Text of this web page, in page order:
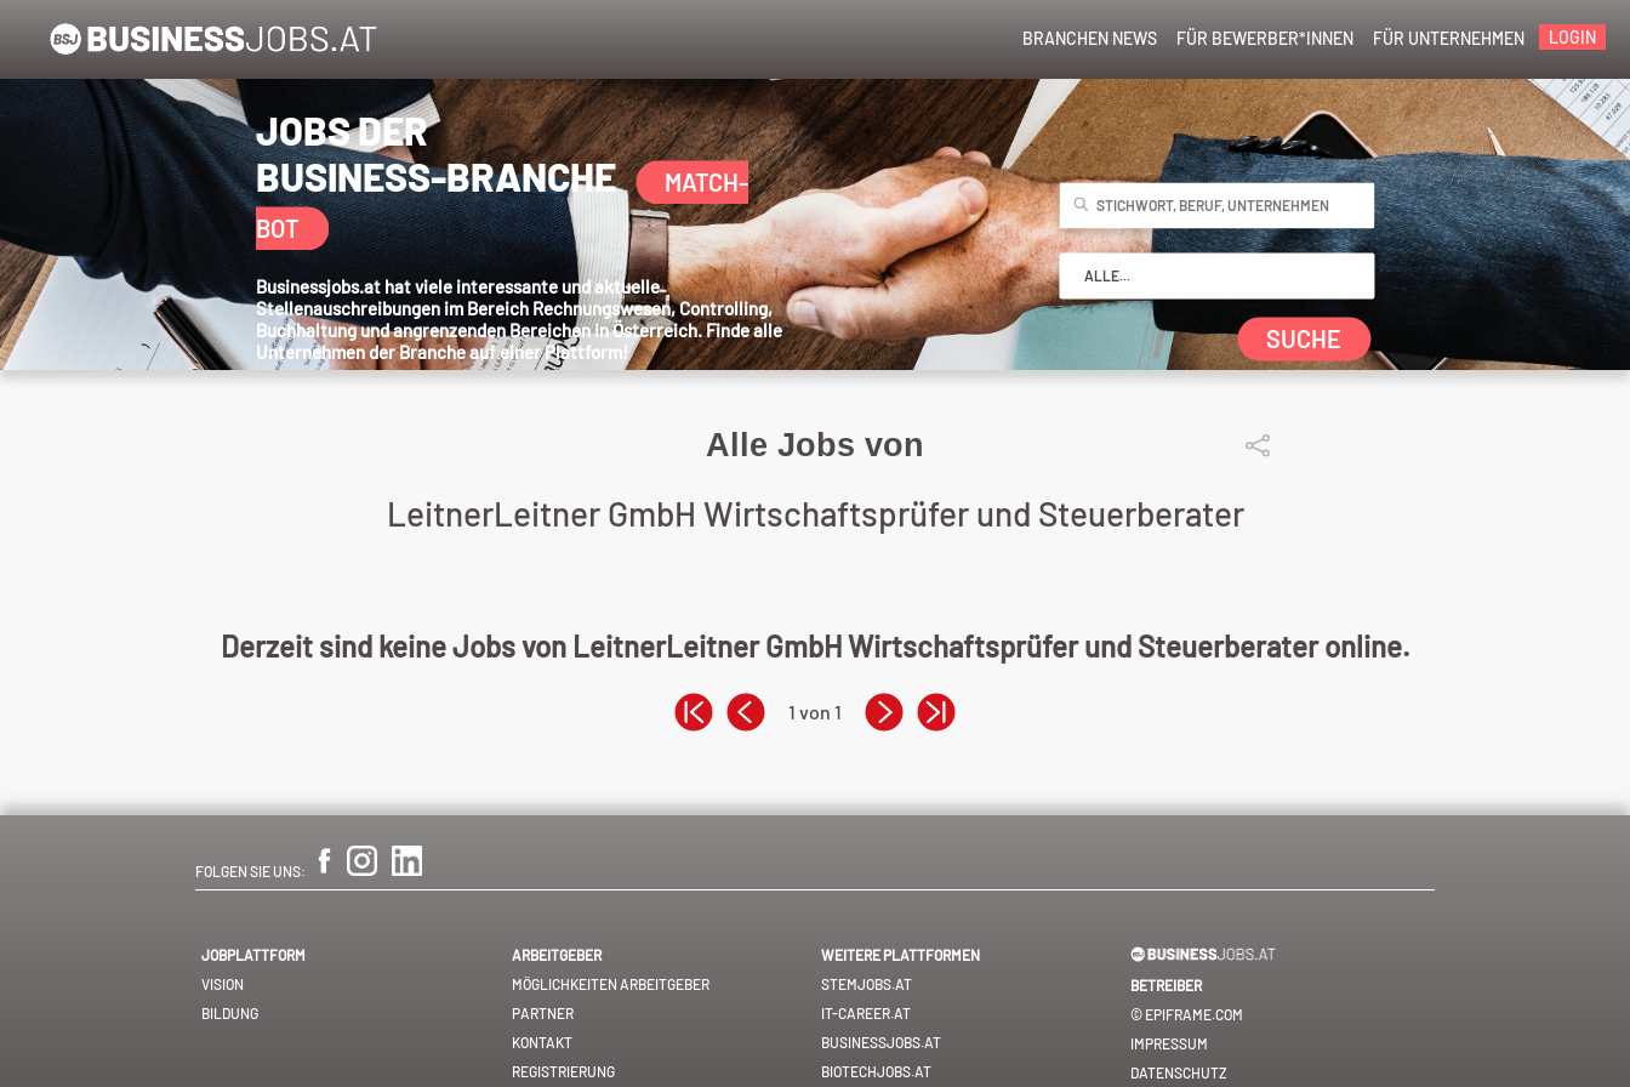
LOGIN
FÜR UNTERNEHMEN
FÜR BEWERBER*INNEN
BRANCHEN NEWS
JOBS DER
BUSINESS-BRANCHE
MATCH-
BOT
Businessjobs.at hat viele interessante und aktuelle
Stellenauschreibungen im Bereich Rechnungswesen, Controlling,
Buchhaltung und angrenzenden Bereichen in Österreich. Finde alle
Unternehmen der Branche auf einer Plattform!
SUCHE
Alle Jobs von
LeitnerLeitner GmbH Wirtschaftsprüfer und Steuerberater
Derzeit sind keine Jobs von LeitnerLeitner GmbH Wirtschaftsprüfer und Steuerberater online.
1 von 1
FOLGEN SIE UNS:
JOBPLATTFORM
VISION
BILDUNG
ARBEITGEBER
MÖGLICHKEITEN ARBEITGEBER
PARTNER
KONTAKT
REGISTRIERUNG
WEITERE PLATTFORMEN
STEMJOBS.AT
IT-CAREER.AT
BUSINESSJOBS.AT
BIOTECHJOBS.AT
BETREIBER
© EPIFRAME.COM
IMPRESSUM
DATENSCHUTZ